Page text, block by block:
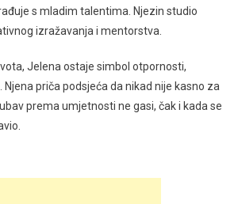
s mladim talentima. Njezin studio
izražavanja i mentorstva.
Jelena ostaje simbol otpornosti,
priča podsjeća da nikad nije kasno za
prema umjetnosti ne gasi, čak i kada se